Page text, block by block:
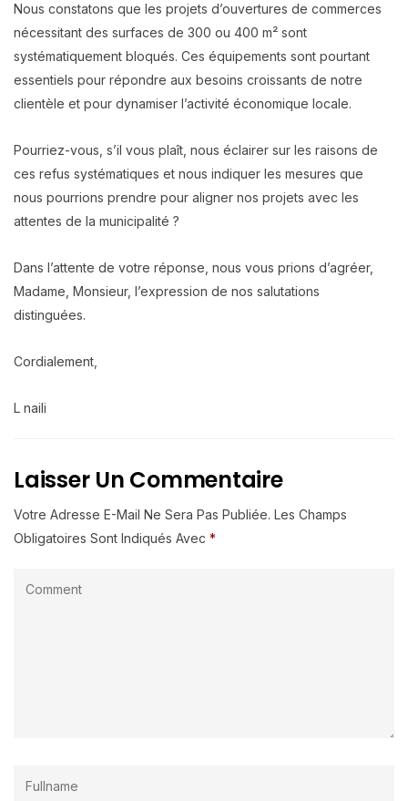
Nous constatons que les projets d’ouvertures de commerces
nécessitant des surfaces de 300 ou 400 m² sont
systématiquement bloqués. Ces équipements sont pourtant
essentiels pour répondre aux besoins croissants de notre
clientèle et pour dynamiser l’activité économique locale.
Pourriez-vous, s’il vous plaît, nous éclairer sur les raisons de
ces refus systématiques et nous indiquer les mesures que
nous pourrions prendre pour aligner nos projets avec les
attentes de la municipalité ?
Dans l’attente de votre réponse, nous vous prions d’agréer,
Madame, Monsieur, l’expression de nos salutations
distinguées.
Cordialement,
L naili
Laisser Un Commentaire
Votre Adresse E-Mail Ne Sera Pas Publiée. Les Champs
Obligatoires Sont Indiqués Avec *